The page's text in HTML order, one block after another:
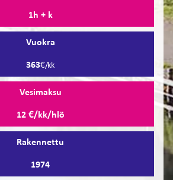
1h + k
Vuokra
363€/kk
Vesimaksu
12 €/kk/hlö
Rakennettu
1974